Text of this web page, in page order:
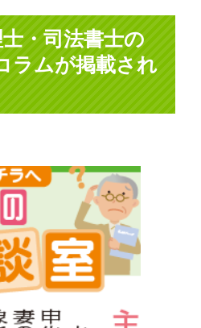
・司法書士の
ラムが掲載され